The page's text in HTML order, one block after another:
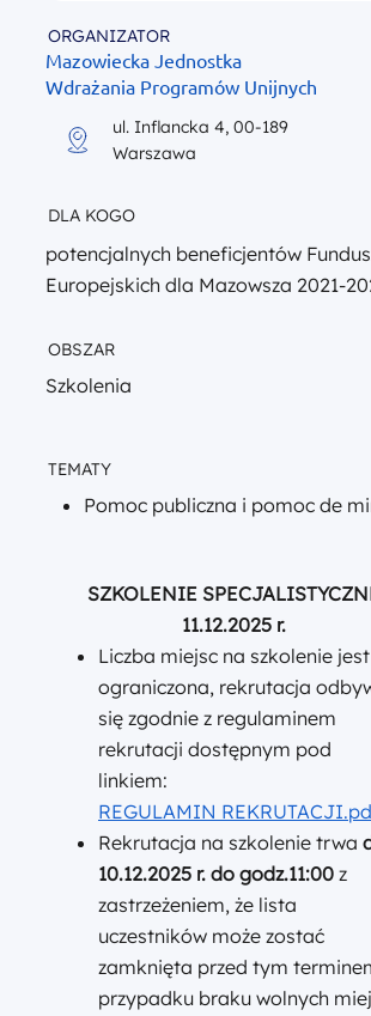
DLA KOGO
potencjalnych beneficjentów
Europejskich dla Mazowsza 2021-
OBSZAR
Szkolenia
TEMATY
Pomoc publiczna i pomoc de
SZKOLENIE
11.12.2025 r.
Liczba miejsc na szkolenie jest
ograniczona, rekrutacja
się zgodnie z regulaminem
rekrutacji dostępnym pod
linkiem:
REGULAMIN
Rekrutacja na szkolenie trwa
10.12.2025 r. do godz.11:00 z
zastrzeżeniem, że lista
uczestników może zostać
zamknięta przed tym
przypadku braku wolnych
ORGANIZATOR
Mazowiecka Jednostka
Wdrażania Programów Unijnych
ul. Inflancka 4, 00-189
Warszawa